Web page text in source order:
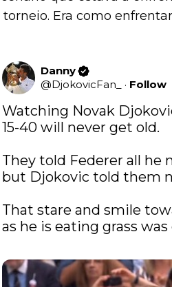
Era como
Danny
@DjokovicFan_ · Follow
Watching Novak
15-40 will never get old.
They told Federer all he
but Djokovic told them
That stare and smile
as he is eating grass was